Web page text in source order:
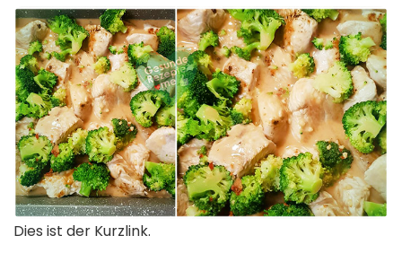
Dies ist der Kurzlink.